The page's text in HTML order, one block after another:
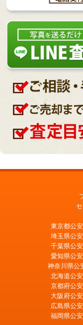
東京都公
埼玉県公
千葉県公
愛知県公
神奈川県公
北海道公
京都府公
大阪府公
広島県公
福岡県公